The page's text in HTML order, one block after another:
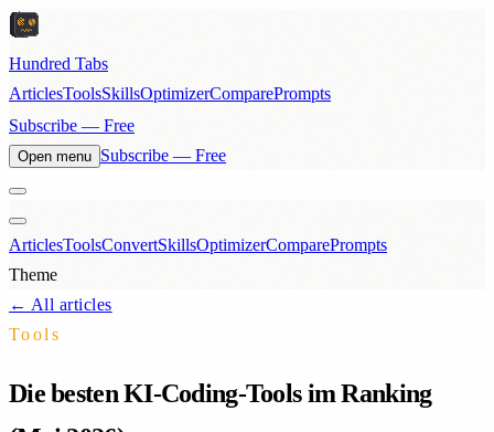
Hundred Tabs
ArticlesToolsSkillsOptimizerComparePrompts
Subscribe — Free
Open menu Subscribe — Free
ArticlesToolsConvertSkillsOptimizerComparePrompts
Theme
← All articles
Tools
Die besten KI-Coding-Tools im Ranking